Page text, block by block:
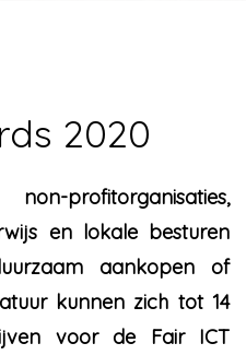
2020
profitorganisaties,
en lokale besturen
aankopen of
kunnen zich tot 14
voor de Fair ICT